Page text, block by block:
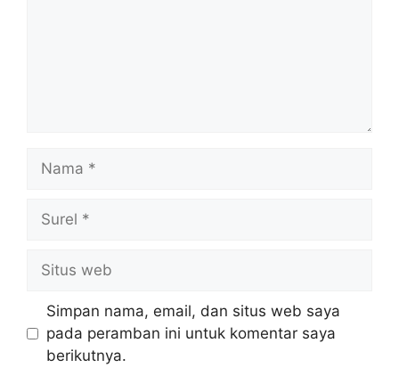
Nama
Surel
Situs
web
Simpan nama, email, dan situs web saya
pada peramban ini untuk komentar saya
berikutnya.